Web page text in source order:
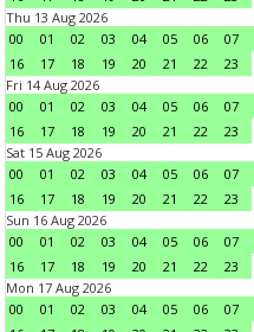
Thu 13 Aug 2026
00
01 02 03 04 05 06 07
16
17 18 19 20 21 22
23
Fri 14 Aug 2026
00
01 02 03 04 05 06 07
16
17 18 19 20 21 22
23
Sat 15 Aug 2026
00
01 02 03 04 05 06 07
16
17 18 19 20 21 22
23
Sun 16 Aug 2026
00
01 02 03 04 05 06 07
16
17 18 19 20 21 22
23
Mon 17 Aug 2026
00
01 02 03 04 05 06 07